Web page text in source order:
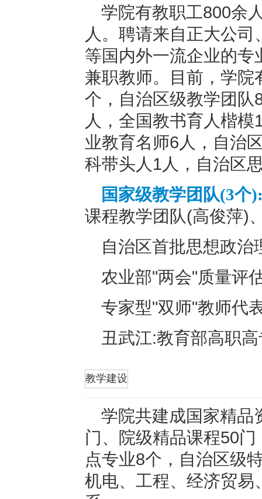
学院有教职工800余
人。聘请来自正大公
等国内外一流企业的专
兼职教师。目前，学院
个，自治区级教学团队
人，全国教书育人楷
业教育名师6人，自治
科带头人1人，自治区
国家级教学团队(3个
课程教学团队(高俊萍)
自治区首批思想政
农业部"两会"质量评
专家型"双师"教师代
丑武江:教育部高职
教学建设
学院共建成国家精品
门、院级精品课程50
点专业8个，自治区级
机电、工程、经济贸易